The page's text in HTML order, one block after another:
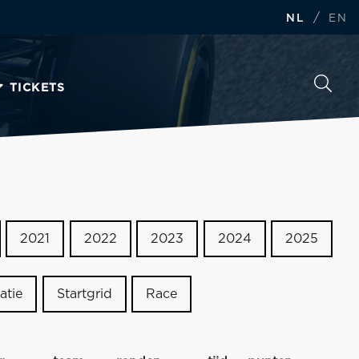
NL / EN
TICKETS
2021 2022 2023 2024 2025
Startgrid Race